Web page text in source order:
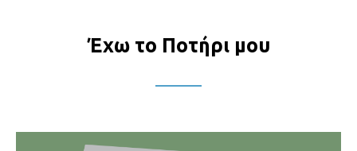
Έχω το Ποτήρι μου